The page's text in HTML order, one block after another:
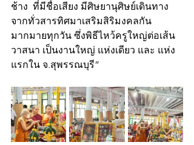
ช้าง  ที่มีชื่อเสียง มีศิษยานุศิษย์เดินทาง
จากทั่วสารทิศมาเสริมสิริมงคลกัน
มากมายทุกวัน ซึ่งพิธีไหว้ครูใหญ่ต่อเส้น
วาสนา เป็นงานใหญ่ แห่งเดียว และ แห่ง
แรกใน จ.สุพรรณบุรี”